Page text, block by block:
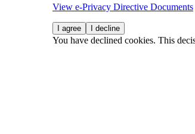
View e-Privacy Directive Documents
I agree I decline
You have declined cookies. This